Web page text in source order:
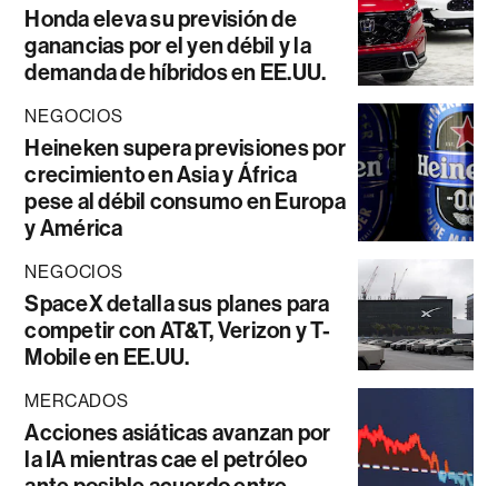
Honda eleva su previsión de
ganancias por el yen débil y la
demanda de híbridos en EE.UU.
NEGOCIOS
Heineken supera previsiones por
crecimiento en Asia y África
pese al débil consumo en Europa
y América
NEGOCIOS
SpaceX detalla sus planes para
competir con AT&T, Verizon y T-
Mobile en EE.UU.
MERCADOS
Acciones asiáticas avanzan por
la IA mientras cae el petróleo